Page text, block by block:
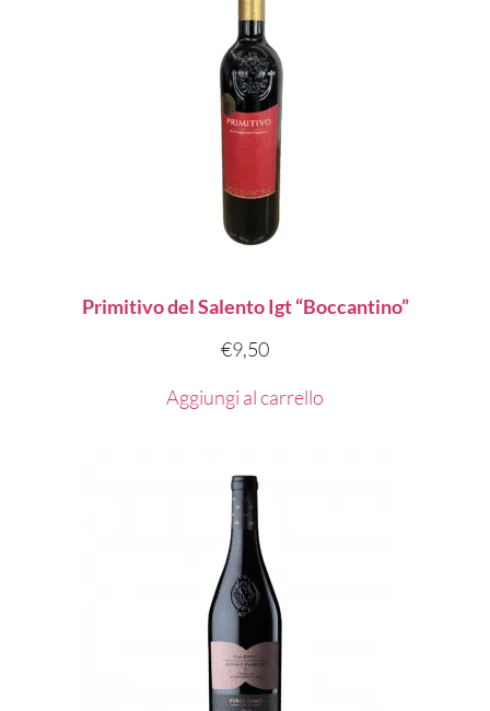
Primitivo del Salento Igt “Boccantino”
€9,50
Aggiungi al carrello